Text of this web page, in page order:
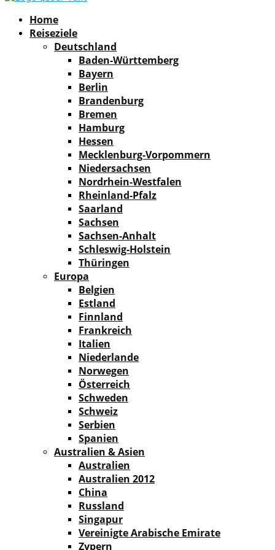
Home
Reiseziele
Deutschland
Baden-Württemberg
Bayern
Berlin
Brandenburg
Bremen
Hamburg
Hessen
Mecklenburg-Vorpommern
Niedersachsen
Nordrhein-Westfalen
Rheinland-Pfalz
Saarland
Sachsen
Sachsen-Anhalt
Schleswig-Holstein
Thüringen
Europa
Belgien
Estland
Finnland
Frankreich
Italien
Niederlande
Norwegen
Österreich
Schweden
Schweiz
Serbien
Spanien
Australien & Asien
Australien
Australien 2012
China
Russland
Singapur
Vereinigte Arabische Emirate
Zypern